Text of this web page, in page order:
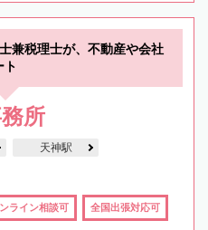
兼税理士が、不動産や会社
ト
所
天神駅
ライン相談可 全国出張対応可